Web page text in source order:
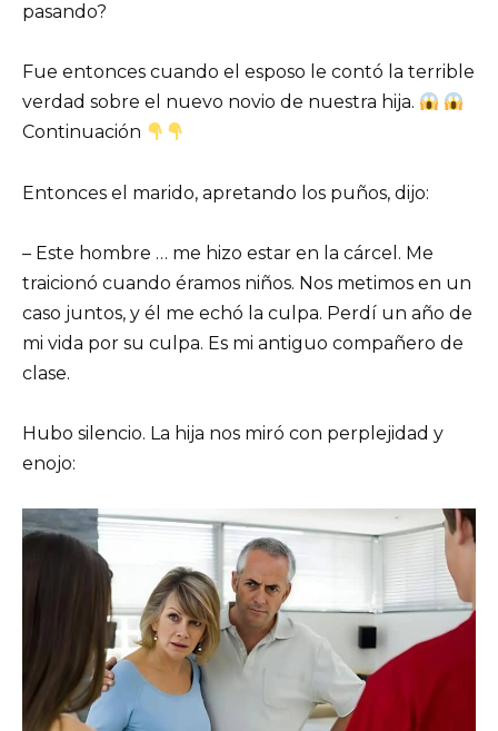
pasando?
Fue entonces cuando el esposo le contó la terrible
verdad sobre el nuevo novio de nuestra hija.
Continuación
Entonces el marido, apretando los puños, dijo:
– Este hombre … me hizo estar en la cárcel. Me
traicionó cuando éramos niños. Nos metimos en un
caso juntos, y él me echó la culpa. Perdí un año de
mi vida por su culpa. Es mi antiguo compañero de
clase.
Hubo silencio. La hija nos miró con perplejidad y
enojo: